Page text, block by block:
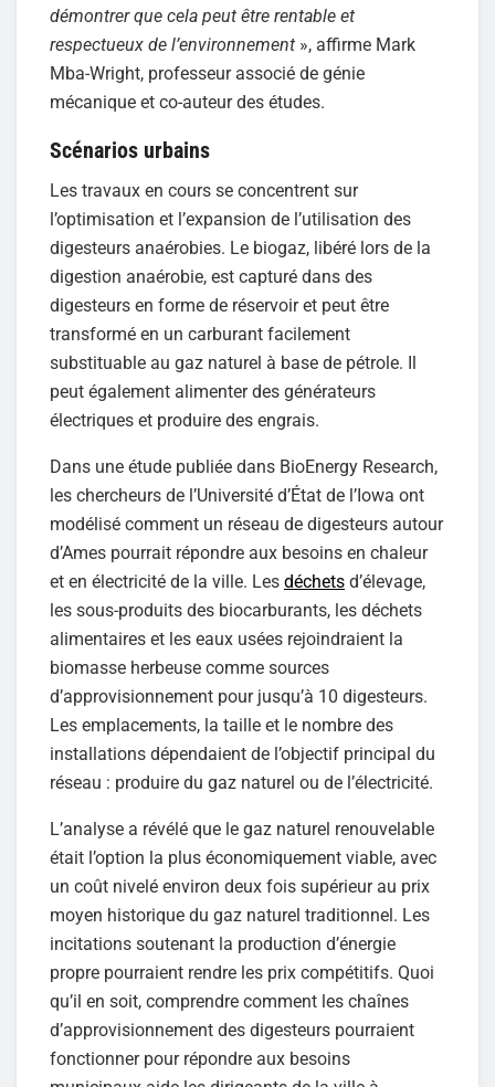
démontrer que cela peut être rentable et
respectueux de l’environnement », affirme Mark
Mba-Wright, professeur associé de génie
mécanique et co-auteur des études.
Scénarios urbains
Les travaux en cours se concentrent sur
l’optimisation et l’expansion de l’utilisation des
digesteurs anaérobies. Le biogaz, libéré lors de la
digestion anaérobie, est capturé dans des
digesteurs en forme de réservoir et peut être
transformé en un carburant facilement
substituable au gaz naturel à base de pétrole. Il
peut également alimenter des générateurs
électriques et produire des engrais.
Dans une étude publiée dans BioEnergy Research,
les chercheurs de l’Université d’État de l’Iowa ont
modélisé comment un réseau de digesteurs autour
d’Ames pourrait répondre aux besoins en chaleur
et en électricité de la ville. Les déchets d’élevage,
les sous-produits des biocarburants, les déchets
alimentaires et les eaux usées rejoindraient la
biomasse herbeuse comme sources
d’approvisionnement pour jusqu’à 10 digesteurs.
Les emplacements, la taille et le nombre des
installations dépendaient de l’objectif principal du
réseau : produire du gaz naturel ou de l’électricité.
L’analyse a révélé que le gaz naturel renouvelable
était l’option la plus économiquement viable, avec
un coût nivelé environ deux fois supérieur au prix
moyen historique du gaz naturel traditionnel. Les
incitations soutenant la production d’énergie
propre pourraient rendre les prix compétitifs. Quoi
qu’il en soit, comprendre comment les chaînes
d’approvisionnement des digesteurs pourraient
fonctionner pour répondre aux besoins